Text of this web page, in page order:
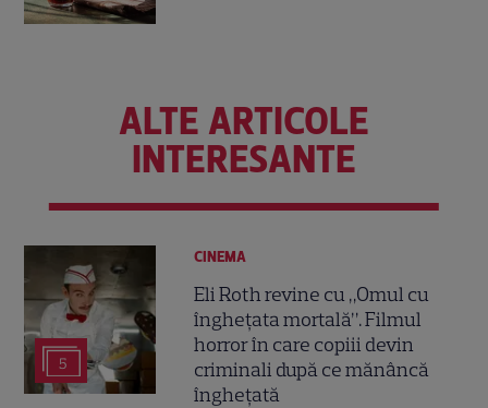
ALTE ARTICOLE
INTERESANTE
5
CINEMA
Eli Roth revine cu „Omul cu
înghețata mortală”. Filmul
horror în care copiii devin
criminali după ce mănâncă
înghețată